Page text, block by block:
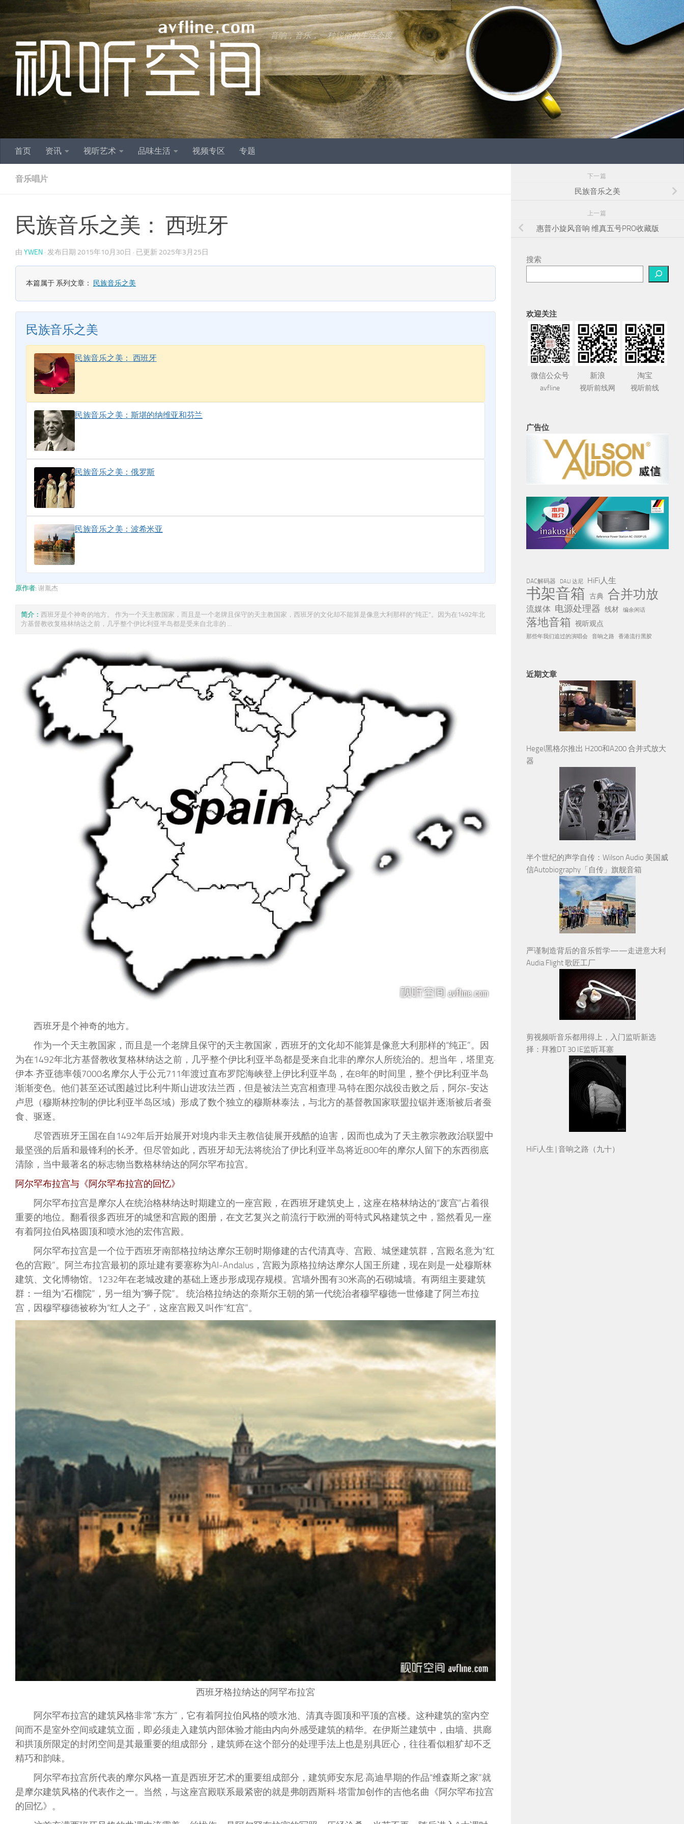
跳至内容
音响，音乐，一种脱俗的生活态度。
首页 资讯 视听艺术 品味生活 视频专区 专题
音乐唱片
民族音乐之美： 西班牙
由 YWEN · 发布日期 2015年10月30日 · 已更新 2025年3月25日
本篇属于 系列文章： 民族音乐之美
民族音乐之美
民族音乐之美： 西班牙
民族音乐之美：斯堪的纳维亚和芬兰
民族音乐之美：俄罗斯
民族音乐之美：波希米亚
原作者: 谢胤杰
简介： 西班牙是个神奇的地方。 作为一个天主教国家，而且是一个老牌且保守的天主教国家，西班牙的文化却不能算是像意大利那样的“纯正”。因为在1492年北
方基督教收复格林纳达之前，几乎整个伊比利亚半岛都是受来自北非的 ...
西班牙是个神奇的地方。
作为一个天主教国家，而且是一个老牌且保守的天主教国家，西班牙的文化却不能算是像意大利那样的“纯正”。因
为在1492年北方基督教收复格林纳达之前，几乎整个伊比利亚半岛都是受来自北非的摩尔人所统治的。想当年，塔里克·
伊本·齐亚德率领7000名摩尔人于公元711年渡过直布罗陀海峡登上伊比利亚半岛，在8年的时间里，整个伊比利亚半岛
渐渐变色。他们甚至还试图越过比利牛斯山进攻法兰西，但是被法兰克宫相查理·马特在图尔战役击败之后，阿尔-安达
卢思（穆斯林控制的伊比利亚半岛区域）形成了数个独立的穆斯林泰法，与北方的基督教国家联盟拉锯并逐渐被后者蚕
食、驱逐。
尽管西班牙王国在自1492年后开始展开对境内非天主教信徒展开残酷的迫害，因而也成为了天主教宗教政治联盟中
最坚强的后盾和最锋利的长矛。但尽管如此，西班牙却无法将统治了伊比利亚半岛将近800年的摩尔人留下的东西彻底
清除，当中最著名的标志物当数格林纳达的阿尔罕布拉宫。
阿尔罕布拉宫与《阿尔罕布拉宫的回忆》
阿尔罕布拉宫是摩尔人在统治格林纳达时期建立的一座宫殿，在西班牙建筑史上，这座在格林纳达的“废宫”占着很
重要的地位。翻看很多西班牙的城堡和宫殿的图册，在文艺复兴之前流行于欧洲的哥特式风格建筑之中，豁然看见一座
有着阿拉伯风格圆顶和喷水池的宏伟宫殿。
阿尔罕布拉宫是一个位于西班牙南部格拉纳达摩尔王朝时期修建的古代清真寺、宫殿、城堡建筑群，宫殿名意为“红
色的宫殿”。阿兰布拉宫最初的原址建有要塞称为Al-Andalus，宫殿为原格拉纳达摩尔人国王所建，现在则是一处穆斯林
建筑、文化博物馆。1232年在老城改建的基础上逐步形成现存规模。宫墙外围有30米高的石砌城墙。有两组主要建筑
群：一组为“石榴院”，另一组为“狮子院”。 统治格拉纳达的奈斯尔王朝的第一代统治者穆罕穆德一世修建了阿兰布拉
宫，因穆罕穆德被称为“红人之子”，这座宫殿又叫作“红宫”。
西班牙格拉纳达的阿罕布拉宮
阿尔罕布拉宫的建筑风格非常“东方”，它有着阿拉伯风格的喷水池、清真寺圆顶和平顶的宫楼。这种建筑的室内空
间而不是室外空间或建筑立面，即必须走入建筑内部体验才能由内向外感受建筑的精华。在伊斯兰建筑中，由墙、拱廊
和拱顶所限定的封闭空间是其最重要的组成部分，建筑师在这个部分的处理手法上也是别具匠心，往往看似粗犷却不乏
精巧和韵味。
阿尔罕布拉宫所代表的摩尔风格一直是西班牙艺术的重要组成部分，建筑师安东尼·高迪早期的作品“维森斯之家”就
是摩尔建筑风格的代表作之一。当然，与这座宫殿联系最紧密的就是弗朗西斯科·塔雷加创作的吉他名曲《阿尔罕布拉宫
的回忆》。
下一篇
民族音乐之美
上一篇
惠普小旋风音响 维真五号PRO收藏版
搜索
欢迎关注
微信公众号
avfline
新浪
视听前线网
淘宝
视听前线
广告位
DAC解码器 DALI 达尼 HiFi人生
书架音箱 古典 合并功放
流媒体 电源处理器 线材 编余闲话
落地音箱 视听观点
那些年我们追过的演唱会 音响之路 香港流行黑胶
近期文章
Hegel黑格尔推出 H200和A200 合并式放大
器
半个世纪的声学自传：Wilson Audio 美国威
信Autobiography「自传」旗舰音箱
严谨制造背后的音乐哲学——走进意大利
Audia Flight 歌匠工厂
剪视频听音乐都用得上，入门监听新选
择：拜雅DT 30 IE监听耳塞
HiFi人生 | 音响之路（九十）